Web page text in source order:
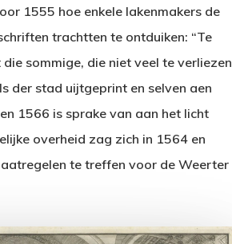
1555 hoe enkele lakenmakers de
trachtten te ontduiken: “Te
sommige, die niet veel te verliezen
der stad uijtgeprint en selven aen
1566 is sprake van aan het licht
overheid zag zich in 1564 en
te treffen voor de Weerter